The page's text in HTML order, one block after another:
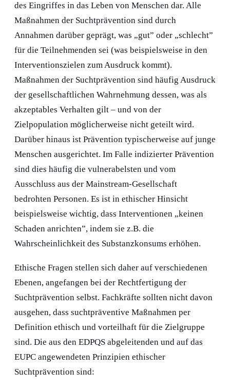
des Eingriffes in das Leben von Menschen dar. Alle
Maßnahmen der Suchtprävention sind durch
Annahmen darüber geprägt, was „gut” oder „schlecht”
für die Teilnehmenden sei (was beispielsweise in den
Interventionszielen zum Ausdruck kommt).
Maßnahmen der Suchtprävention sind häufig Ausdruck
der gesellschaftlichen Wahrnehmung dessen, was als
akzeptables Verhalten gilt – und von der
Zielpopulation möglicherweise nicht geteilt wird.
Darüber hinaus ist Prävention typischerweise auf junge
Menschen ausgerichtet. Im Falle indizierter Prävention
sind dies häufig die vulnerabelsten und vom
Ausschluss aus der Mainstream-Gesellschaft
bedrohten Personen. Es ist in ethischer Hinsicht
beispielsweise wichtig, dass Interventionen „keinen
Schaden anrichten”, indem sie z.B. die
Wahrscheinlichkeit des Substanzkonsums erhöhen.
Ethische Fragen stellen sich daher auf verschiedenen
Ebenen, angefangen bei der Rechtfertigung der
Suchtprävention selbst. Fachkräfte sollten nicht davon
ausgehen, dass suchtpräventive Maßnahmen per
Definition ethisch und vorteilhaft für die Zielgruppe
sind. Die aus den EDPQS abgeleitenden und auf das
EUPC angewendeten Prinzipien ethischer
Suchtprävention sind: